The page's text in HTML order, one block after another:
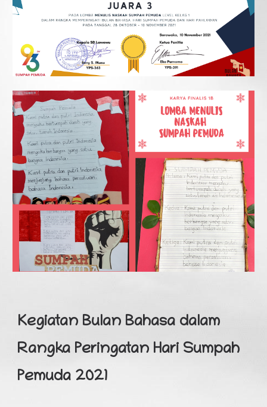
Kegiatan Bulan Bahasa dalam
Rangka Peringatan Hari Sumpah
Pemuda 2021